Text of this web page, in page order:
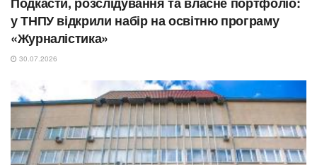
у ТНПУ відкрили набір на освітню програму
«Журналістика»
30.07.2026